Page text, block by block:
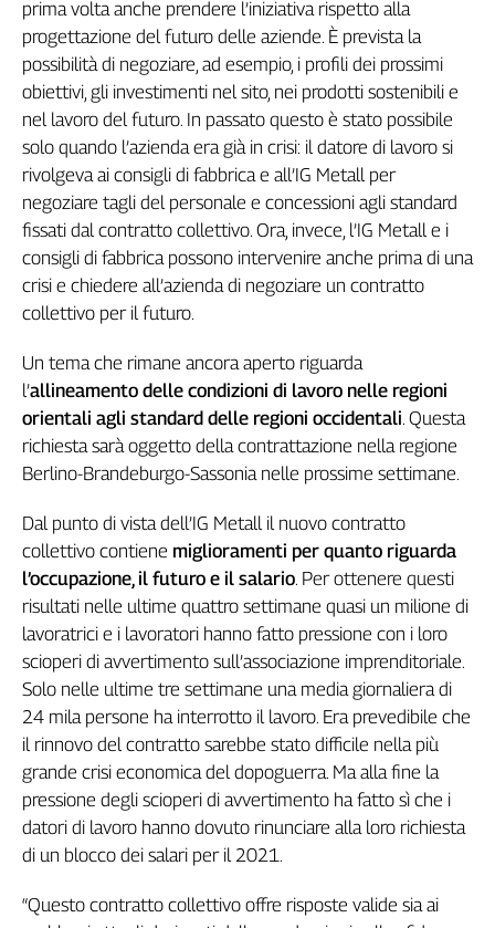
Piemonte
Puglia
Sardegna
Sicilia
Toscana
Trentino
Umbria
Valle
D'Aosta
Veneto
1955-
2014
Cerca
Contatti
La
redazione
Newsletter
Social
prima volta anche prendere l’iniziativa rispetto alla
progettazione del futuro delle aziende. È prevista la
possibilità di negoziare, ad esempio, i profili dei prossimi
obiettivi, gli investimenti nel sito, nei prodotti sostenibili e
nel lavoro del futuro. In passato questo è stato possibile
solo quando l’azienda era già in crisi: il datore di lavoro si
rivolgeva ai consigli di fabbrica e all’IG Metall per
negoziare tagli del personale e concessioni agli standard
fissati dal contratto collettivo. Ora, invece, l’IG Metall e i
consigli di fabbrica possono intervenire anche prima di una
crisi e chiedere all’azienda di negoziare un contratto
collettivo per il futuro.
Un tema che rimane ancora aperto riguarda
l’allineamento delle condizioni di lavoro nelle regioni
orientali agli standard delle regioni occidentali. Questa
richiesta sarà oggetto della contrattazione nella regione
Berlino-Brandeburgo-Sassonia nelle prossime settimane.
Dal punto di vista dell’IG Metall il nuovo contratto
collettivo contiene miglioramenti per quanto riguarda
l’occupazione, il futuro e il salario. Per ottenere questi
risultati nelle ultime quattro settimane quasi un milione di
lavoratrici e i lavoratori hanno fatto pressione con i loro
scioperi di avvertimento sull’associazione imprenditoriale.
Solo nelle ultime tre settimane una media giornaliera di
24 mila persone ha interrotto il lavoro. Era prevedibile che
il rinnovo del contratto sarebbe stato difficile nella più
grande crisi economica del dopoguerra. Ma alla fine la
pressione degli scioperi di avvertimento ha fatto sì che i
datori di lavoro hanno dovuto rinunciare alla loro richiesta
di un blocco dei salari per il 2021.
“Questo contratto collettivo offre risposte valide sia ai